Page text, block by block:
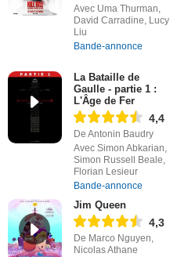
Avec Uma Thurman,
David Carradine, Lucy
Liu
Bande-annonce
La Bataille de
Gaulle - partie 1 :
L'Âge de Fer
4,4
De Antonin Baudry
Avec Simon Abkarian,
Simon Russell Beale,
Florian Lesieur
Bande-annonce
Jim Queen
4,3
De Marco Nguyen,
Nicolas Athane